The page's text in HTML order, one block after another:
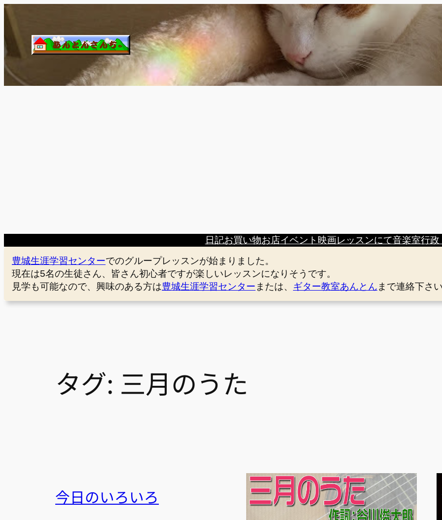
内
容
ス
キ
ッ
プ
日記お買い物お店イベント 映画レッスンにて音楽室行政
豊城生涯学習センターでのグループレッスンが始まりました。
現在は5名の生徒さん、皆さん初心者ですが楽しいレッスンになりそうです。
見学も可能なので、興味のある方は豊城生涯学習センター または、 ギター教室あんとん まで連絡下さ
タグ: 三月のうた
今日のいろいろ